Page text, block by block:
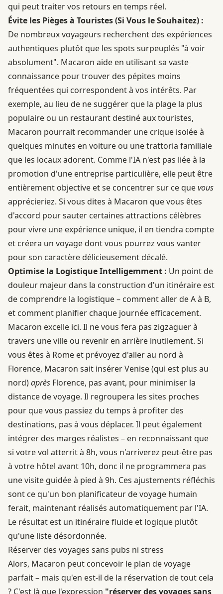
qui peut traiter vos retours en temps réel.
Évite les Pièges à Touristes (Si Vous le Souhaitez) :
De nombreux voyageurs recherchent des expériences
authentiques plutôt que les spots surpeuplés "à voir
absolument". Macaron aide en utilisant sa vaste
connaissance pour trouver des pépites moins
fréquentées qui correspondent à vos intérêts. Par
exemple, au lieu de ne suggérer que la plage la plus
populaire ou un restaurant destiné aux touristes,
Macaron pourrait recommander une crique isolée à
quelques minutes en voiture ou une trattoria familiale
que les locaux adorent. Comme l'IA n'est pas liée à la
promotion d'une entreprise particulière, elle peut être
entièrement objective et se concentrer sur ce quevous
apprécieriez. Si vous dites à Macaron que vous êtes
d'accord pour sauter certaines attractions célèbres
pour vivre une expérience unique, il en tiendra compte
et créera un voyage dont vous pourrez vous vanter
pour son caractère délicieusement décalé.
Optimise la Logistique Intelligemment : Un point de
douleur majeur dans la construction d'un itinéraire est
de comprendre la logistique – comment aller de A à B,
et comment planifier chaque journée efficacement.
Macaron excelle ici. Il ne vous fera pas zigzaguer à
travers une ville ou revenir en arrière inutilement. Si
vous êtes à Rome et prévoyez d'aller au nord à
Florence, Macaron sait insérer Venise (qui est plus au
nord)après Florence, pas avant, pour minimiser la
distance de voyage. Il regroupera les sites proches
pour que vous passiez du temps à profiter des
destinations, pas à vous déplacer. Il peut également
intégrer des marges réalistes – en reconnaissant que
si votre vol atterrit à 8h, vous n'arriverez peut-être pas
à votre hôtel avant 10h, donc il ne programmera pas
une visite guidée à pied à 9h. Ces ajustements réfléchis
sont ce qu'un bon planificateur de voyage humain
ferait, maintenant réalisés automatiquement par l'IA.
Le résultat est un itinéraire fluide et logique plutôt
qu'une liste désordonnée.
Réserver des voyages sans pubs ni stress
Alors, Macaron peut concevoir le plan de voyage
parfait – mais qu'en est-il de la réservation de tout cela
? C'est là que l'expression "réserver des voyages sans